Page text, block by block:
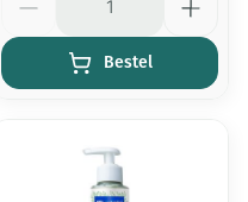
Bestel